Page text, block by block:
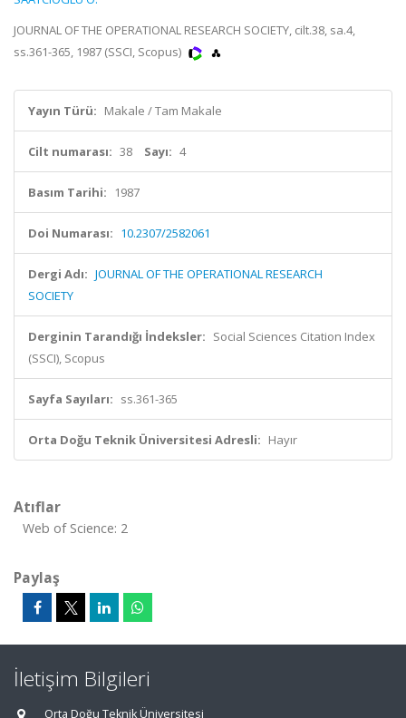
JOURNAL OF THE OPERATIONAL RESEARCH SOCIETY, cilt.38, sa.4,
ss.361-365, 1987 (SSCI, Scopus)
Yayın Türü: Makale / Tam Makale
Cilt numarası: 38 Sayı: 4
Basım Tarihi: 1987
Doi Numarası: 10.2307/2582061
Dergi Adı: JOURNAL OF THE OPERATIONAL RESEARCH
SOCIETY
Derginin Tarandığı İndeksler: Social Sciences Citation Index
(SSCI), Scopus
Sayfa Sayıları: ss.361-365
Orta Doğu Teknik Üniversitesi Adresli: Hayır
Atıflar
Web of Science: 2
Paylaş
İletişim Bilgileri
Orta Doğu Teknik Üniversitesi